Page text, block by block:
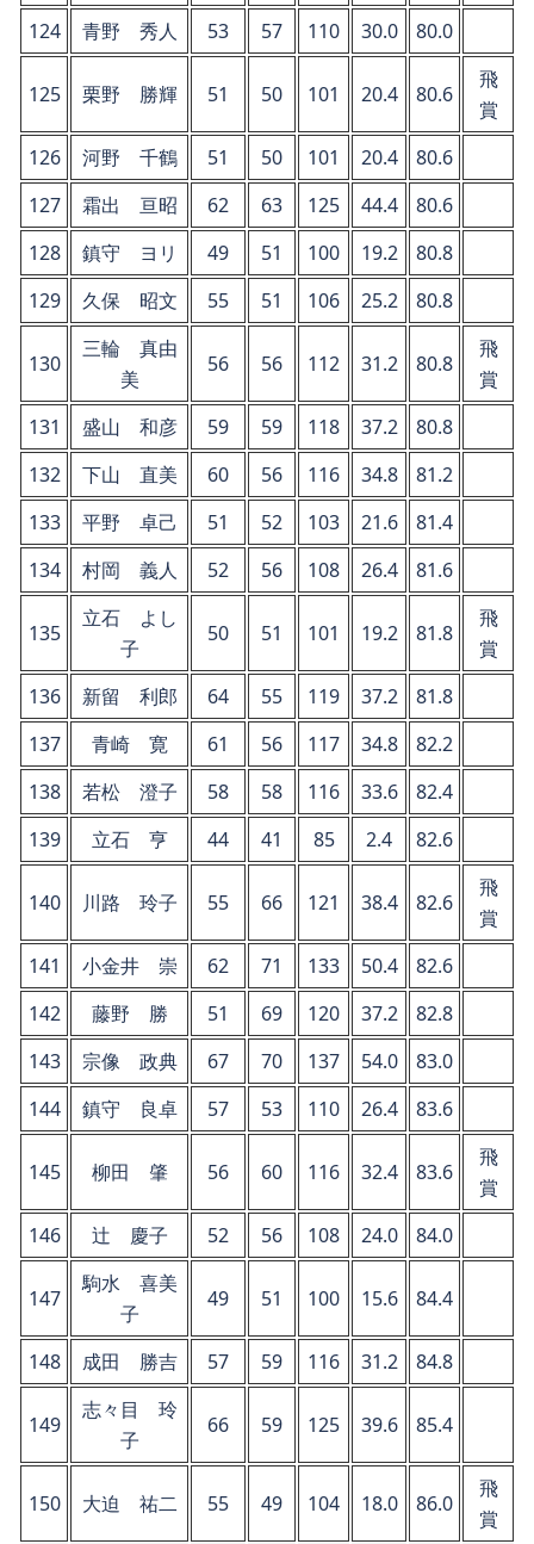
124 青野 秀人 53 57 110 30.0 80.0
125 栗野 勝輝 51 50 101 20.4 80.6
飛
賞
126
河野 千鶴 51 50 101 20.4
80.6
127
霜出 亘昭 62 63 125 44.4
80.6
128
鎮守 ヨリ 49 51 100 19.2
80.8
129
久保 昭文 55 51 106 25.2 80.8
130
三輪 真由
美
56 56 112 31.2 80.8
飛
賞
131
盛山 和彦 59 59 118 37.2
80.8
132
下山 直美 60 56 116 34.8
81.2
133
平野 卓己 51 52 103 21.6
81.4
134
村岡 義人 52 56 108 26.4 81.6
135
立石 よし
子
50 51 101 19.2 81.8
飛
賞
136
新留 利郎 64 55 119 37.2
81.8
137
青崎 寛 61 56 117 34.8
82.2
138
若松 澄子 58 58 116 33.6
82.4
139
立石 亨 44 41 85 2.4 82.6
140 川路 玲子 55 66 121 38.4 82.6
飛
賞
141
小金井 崇 62 71 133 50.4
82.6
142
藤野 勝 51 69 120 37.2
82.8
143
宗像 政典 67 70 137 54.0
83.0
144
鎮守 良卓 57 53 110 26.4 83.6
145 柳田 肇 56 60 116 32.4 83.6
飛
賞
146
辻 慶子 52 56 108 24.0 84.0
147
駒水 喜美
子
49 51 100 15.6 84.4
148 成田 勝吉 57 59 116 31.2 84.8
149
志々目 玲
子
66 59 125 39.6 85.4
150 大迫 祐二 55 49 104 18.0 86.0
飛
賞